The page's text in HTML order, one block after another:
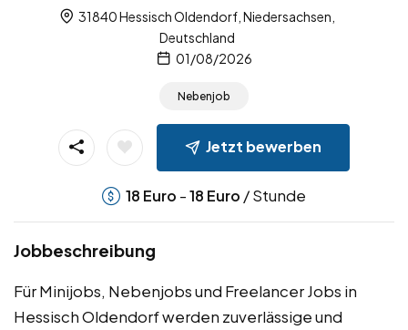
31840 Hessisch Oldendorf, Niedersachsen,
Deutschland
01/08/2026
Nebenjob
Jetzt bewerben
18 Euro -18 Euro / Stunde
Jobbeschreibung
Für Minijobs, Nebenjobs und Freelancer Jobs in
Hessisch Oldendorf werden zuverlässige und